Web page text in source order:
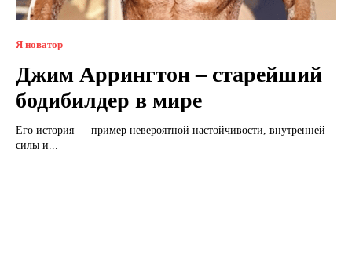
Я новатор
Джим Аррингтон – старейший
бодибилдер в мире
Его история — пример невероятной настойчивости, внутренней
силы и...